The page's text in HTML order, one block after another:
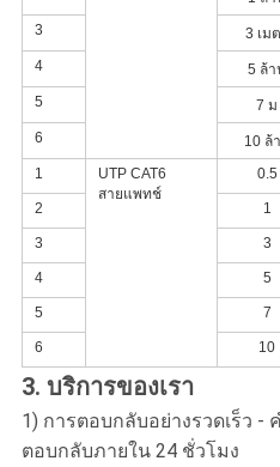
3 3 เม
4 5 ล้า
5 7 ม
6 10 ล้
1
UTP CAT6
สายแพทช์
0.5
2 1
3 3
4 5
5 7
6 10
3. บริการของเรา
1) การตอบกลับอย่างรวดเร็ว -
ตอบกลับภายใน 24 ชั่วโมง